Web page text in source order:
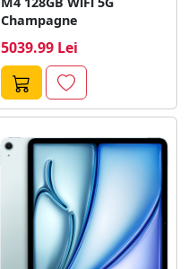
Champagne
5039.99 Lei